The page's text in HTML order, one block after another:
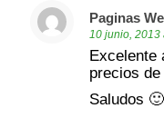
Paginas
10 junio, 2013
Excelente
precios
Saludos 🙂